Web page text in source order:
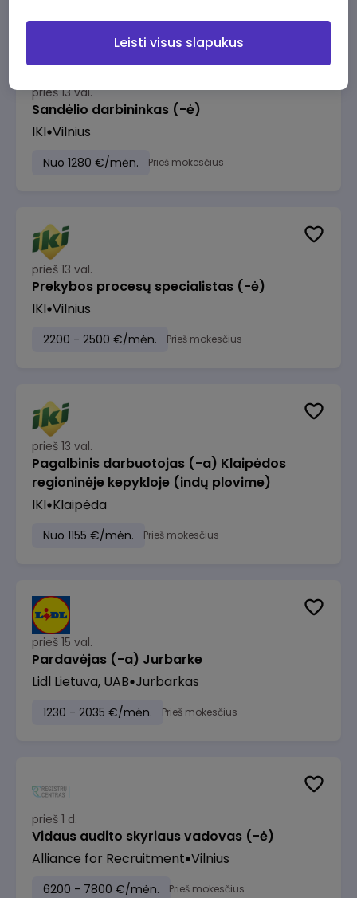
prieš 13 val.
Sandėlio darbininkas (-ė)
IKI Vilnius
Nuo 1280 €/mėn. Prieš mokesčius
prieš 13 val.
Prekybos procesų specialistas (-ė)
IKI Vilnius
2200 - 2500 €/mėn. Prieš mokesčius
prieš 13 val.
Pagalbinis darbuotojas (-a) Klaipėdos
regioninėje kepykloje (indų plovime)
IKI Klaipėda
Nuo 1155 €/mėn. Prieš mokesčius
prieš 15 val.
Pardavėjas (-a) Jurbarke
Lidl Lietuva, UAB Jurbarkas
1230 - 2035 €/mėn. Prieš mokesčius
prieš 1 d.
Vidaus audito skyriaus vadovas (-ė)
Alliance for Recruitment Vilnius
6200 - 7800 €/mėn. Prieš mokesčius
Leisti visus slapukus